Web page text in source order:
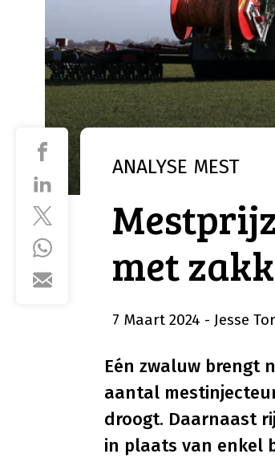
ANALYSE MEST
met
7 Maart 2024 - Jesse
Eén zwaluw brengt
aantal
droogt. Daarnaast
in plaats van enkel